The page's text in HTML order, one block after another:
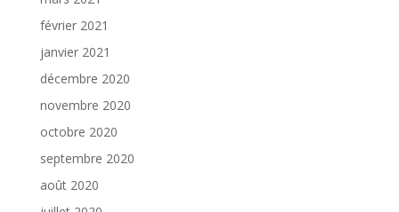
février 2021
janvier 2021
décembre 2020
novembre 2020
octobre 2020
septembre 2020
août 2020